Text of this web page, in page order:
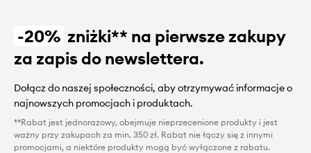
-20% zniżki** na pierwsze zakupy
za zapis do newslettera.
Dołącz do naszej społeczności, aby otrzymywać informacje o
najnowszych promocjach i produktach.
**Rabat jest jednorazowy, obejmuje nieprzecenione produkty i jest
ważny przy zakupach za min. 350 zł. Rabat nie łączy się z innymi
promocjami, a niektóre produkty mogą być wyłączone z rabatu.